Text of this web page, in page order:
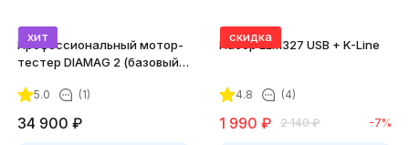
хит
Профессиональный мотор-
тестер DIAMAG 2 (базовый
5.0 (1)
34 900 ₽
скидка
Набор ELM327 USB + K-Line
4.8 (4)
1 990 ₽ 2 140 ₽ -7%